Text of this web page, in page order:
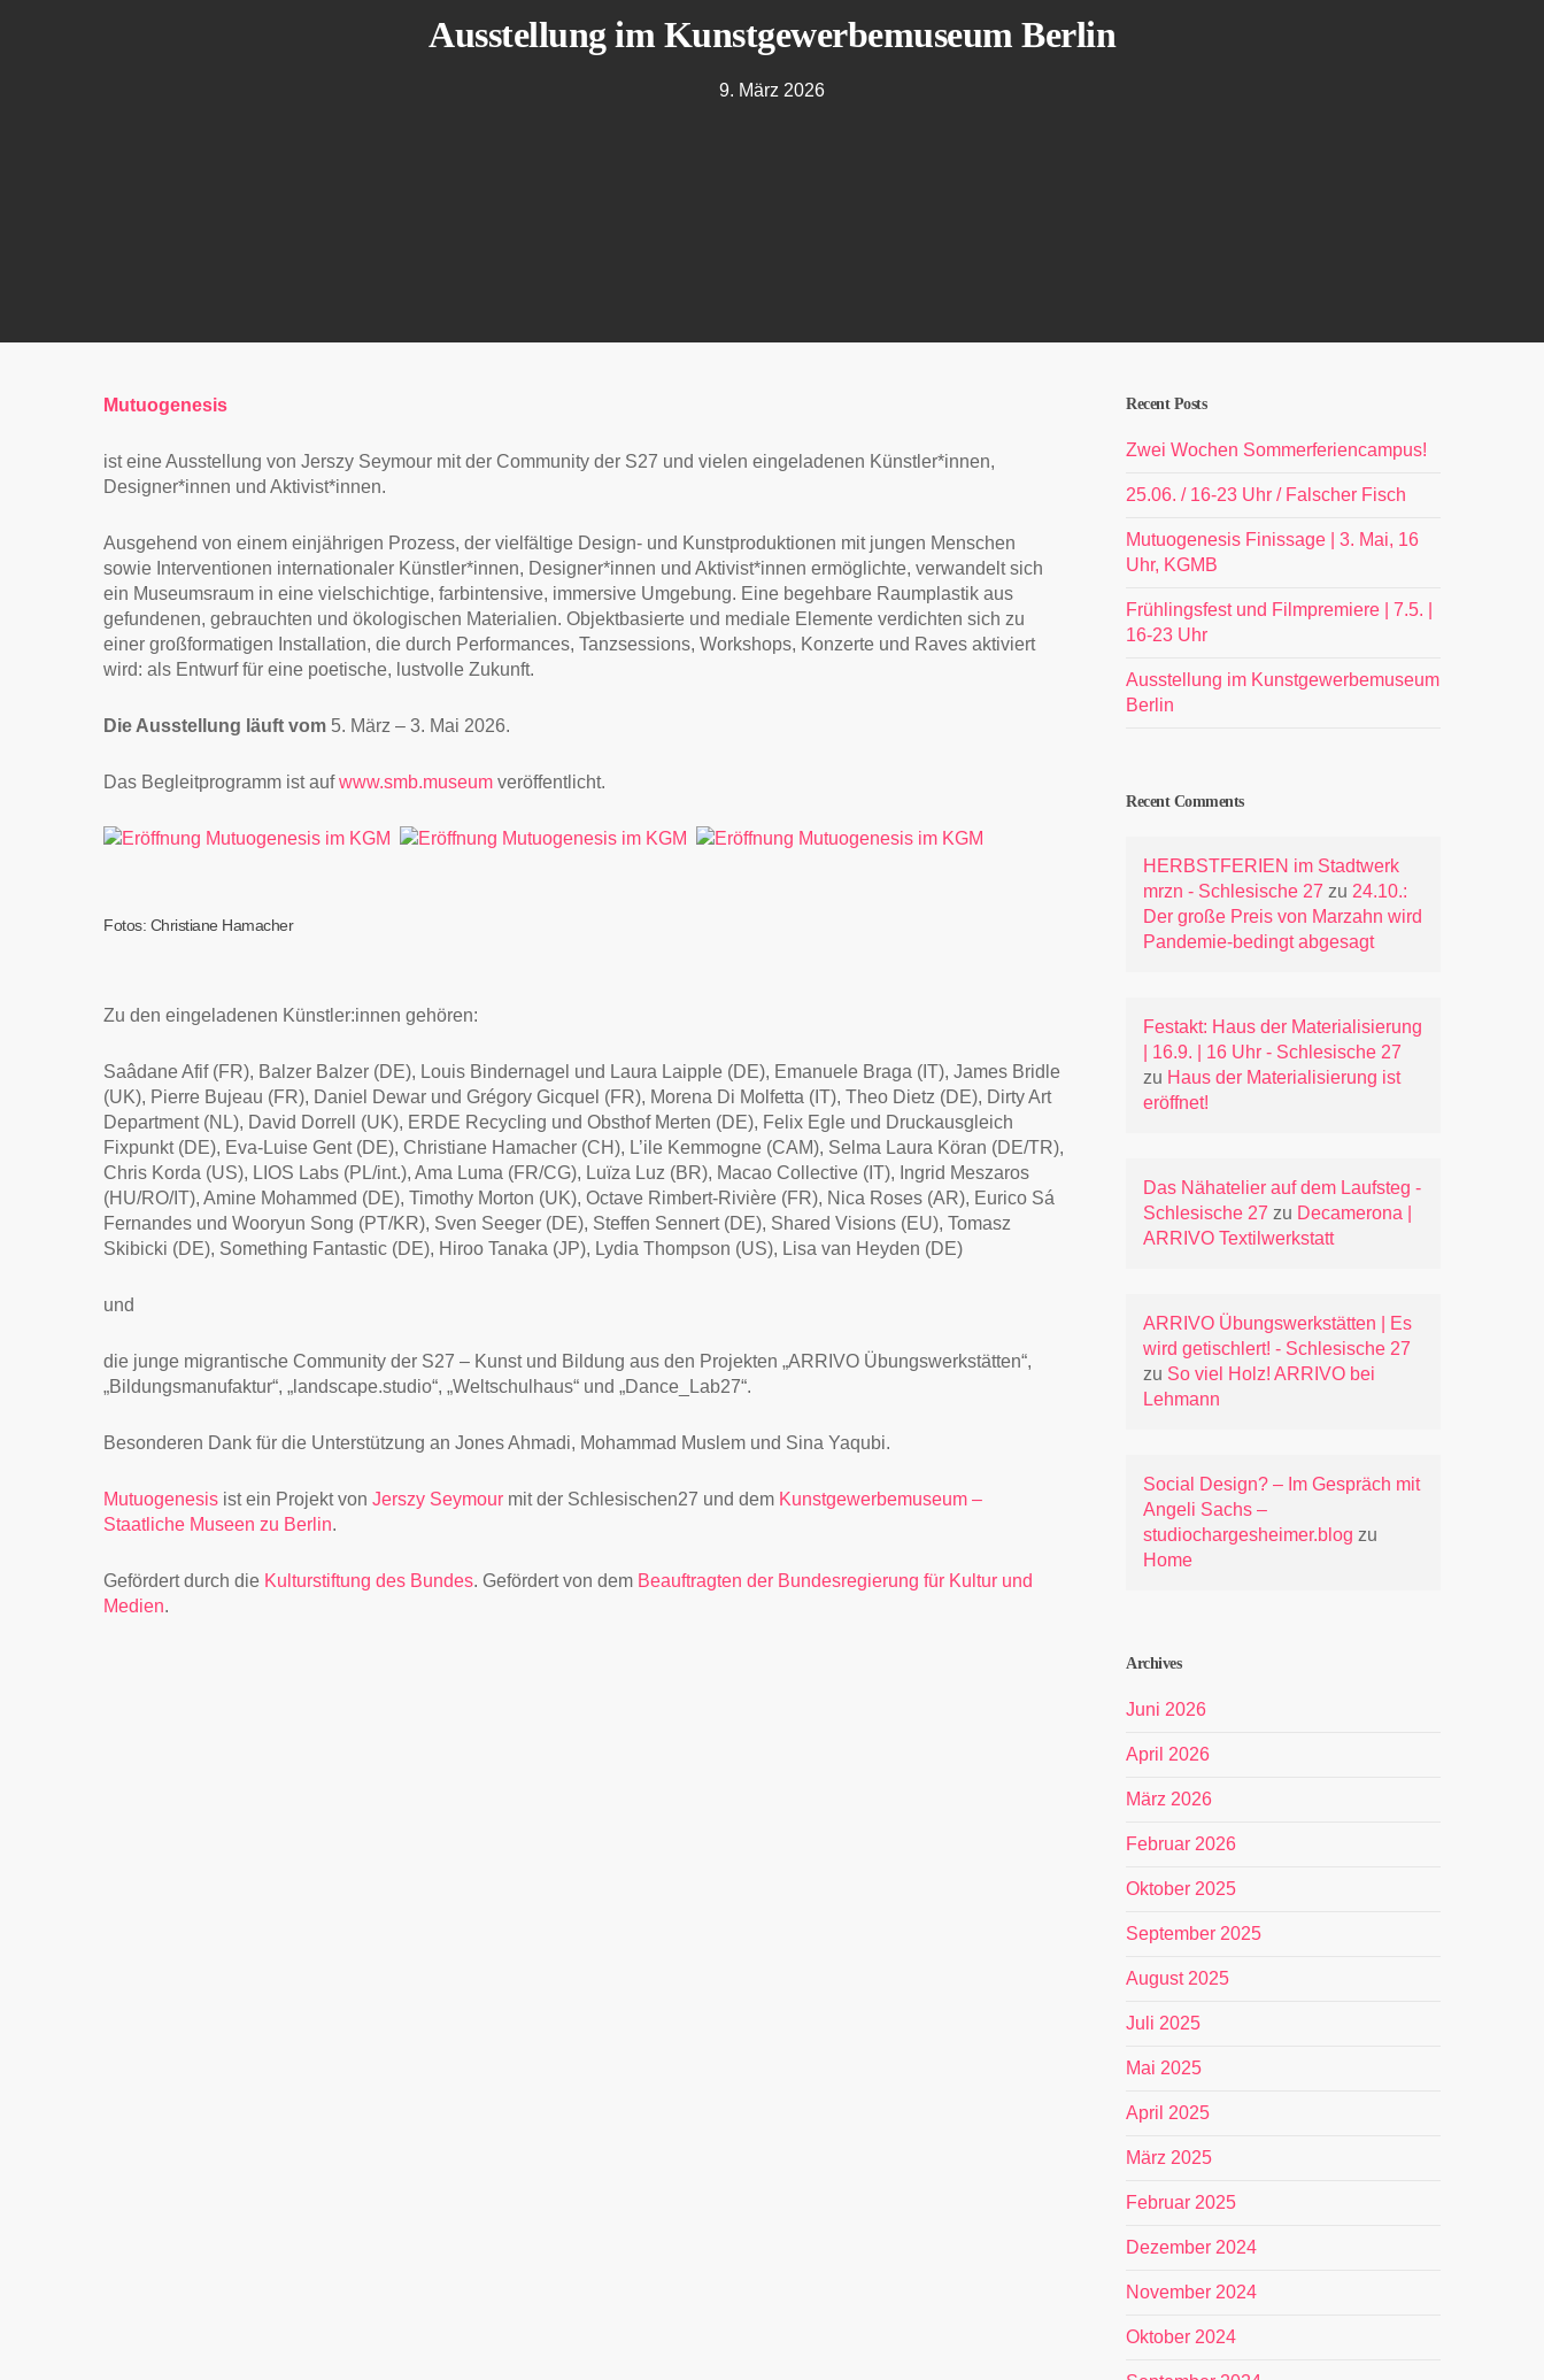
Ausstellung im Kunstgewerbemuseum Berlin
9. März 2026
Mutuogenesis
ist eine Ausstellung von Jerszy Seymour mit der Community der S27 und vielen eingeladenen Künstler*innen,
Designer*innen und Aktivist*innen.
Ausgehend von einem einjährigen Prozess, der vielfältige Design- und Kunstproduktionen mit jungen Menschen
sowie Interventionen internationaler Künstler*innen, Designer*innen und Aktivist*innen ermöglichte, verwandelt sich
ein Museumsraum in eine vielschichtige, farbintensive, immersive Umgebung. Eine begehbare Raumplastik aus
gefundenen, gebrauchten und ökologischen Materialien. Objektbasierte und mediale Elemente verdichten sich zu
einer großformatigen Installation, die durch Performances, Tanzsessions, Workshops, Konzerte und Raves aktiviert
wird: als Entwurf für eine poetische, lustvolle Zukunft.
Die Ausstellung läuft vom 5. März – 3. Mai 2026.
Das Begleitprogramm ist aufwww.smb.museum veröffentlicht.
Fotos: Christiane Hamacher
Zu den eingeladenen Künstler:innen gehören:
Saâdane Afif (FR), Balzer Balzer (DE), Louis Bindernagel und Laura Laipple (DE), Emanuele Braga (IT), James Bridle
(UK), Pierre Bujeau (FR), Daniel Dewar und Grégory Gicquel (FR), Morena Di Molfetta (IT), Theo Dietz (DE), Dirty Art
Department (NL), David Dorrell (UK), ERDE Recycling und Obsthof Merten (DE), Felix Egle und Druckausgleich
Fixpunkt (DE), Eva-Luise Gent (DE), Christiane Hamacher (CH), L’ile Kemmogne (CAM), Selma Laura Köran (DE/TR),
Chris Korda (US), LIOS Labs (PL/int.), Ama Luma (FR/CG), Luïza Luz (BR), Macao Collective (IT), Ingrid Meszaros
(HU/RO/IT), Amine Mohammed (DE), Timothy Morton (UK), Octave Rimbert-Rivière (FR), Nica Roses (AR), Eurico Sá
Fernandes und Wooryun Song (PT/KR), Sven Seeger (DE), Steffen Sennert (DE), Shared Visions (EU), Tomasz
Skibicki (DE), Something Fantastic (DE), Hiroo Tanaka (JP), Lydia Thompson (US), Lisa van Heyden (DE)
und
die junge migrantische Community der S27 – Kunst und Bildung aus den Projekten „ARRIVO Übungswerkstätten“,
„Bildungsmanufaktur“, „landscape.studio“, „Weltschulhaus“ und „Dance_Lab27“.
Besonderen Dank für die Unterstützung an Jones Ahmadi, Mohammad Muslem und Sina Yaqubi.
Mutuogenesis ist ein Projekt von Jerszy Seymour mit der Schlesischen27 und dem Kunstgewerbemuseum –
Staatliche Museen zu Berlin.
Gefördert durch die Kulturstiftung des Bundes. Gefördert von dem Beauftragten der Bundesregierung für Kultur und
Medien.
Recent Posts
Zwei Wochen Sommerferiencampus!
25.06. / 16-23 Uhr / Falscher Fisch
Mutuogenesis Finissage | 3. Mai, 16
Uhr, KGMB
Frühlingsfest und Filmpremiere | 7.5. |
16-23 Uhr
Ausstellung im Kunstgewerbemuseum
Berlin
Recent Comments
HERBSTFERIEN im Stadtwerk
mrzn - Schlesische 27 zu 24.10.:
Der große Preis von Marzahn wird
Pandemie-bedingt abgesagt
Festakt: Haus der Materialisierung
| 16.9. | 16 Uhr - Schlesische 27
zu Haus der Materialisierung ist
eröffnet!
Das Nähatelier auf dem Laufsteg -
Schlesische 27 zu Decamerona |
ARRIVO Textilwerkstatt
ARRIVO Übungswerkstätten | Es
wird getischlert! - Schlesische 27
zu So viel Holz! ARRIVO bei
Lehmann
Social Design? – Im Gespräch mit
Angeli Sachs –
studiochargesheimer.blog zu
Home
Archives
Juni 2026
April 2026
März 2026
Februar 2026
Oktober 2025
September 2025
August 2025
Juli 2025
Mai 2025
April 2025
März 2025
Februar 2025
Dezember 2024
November 2024
Oktober 2024